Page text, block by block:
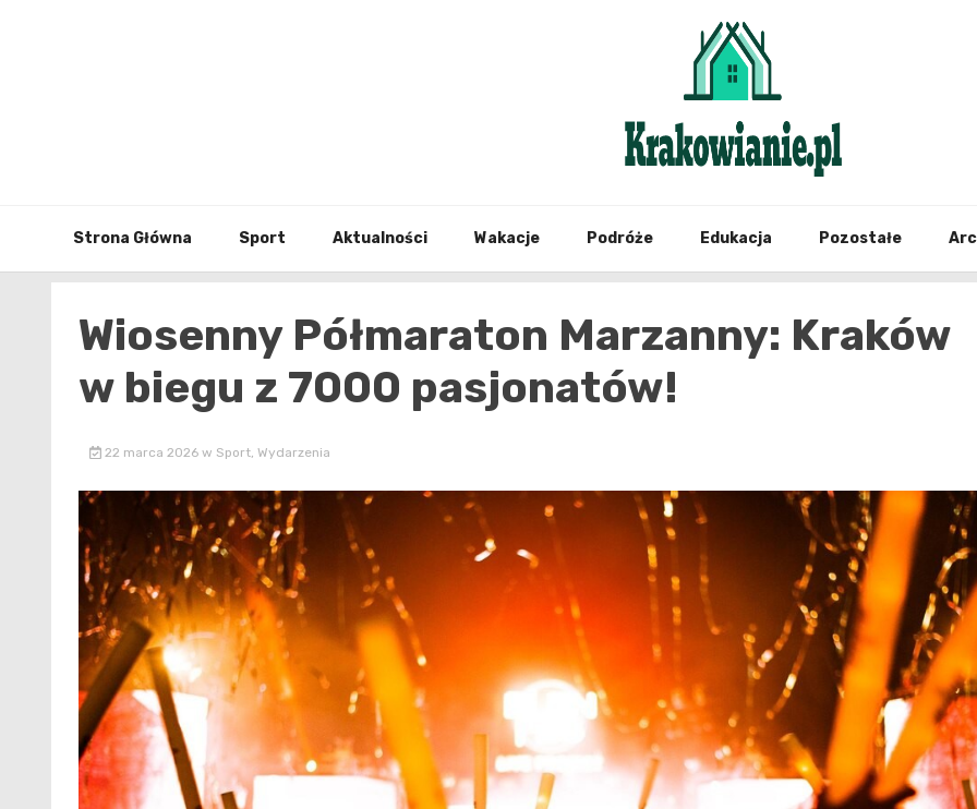
Strona Główna Sport Aktualności Wakacje Podróże Edukacja Pozostałe
Wiosenny Półmaraton Marzanny: Kraków
w biegu z 7000 pasjonatów!
22 marca 2026 w Sport, Wydarzenia